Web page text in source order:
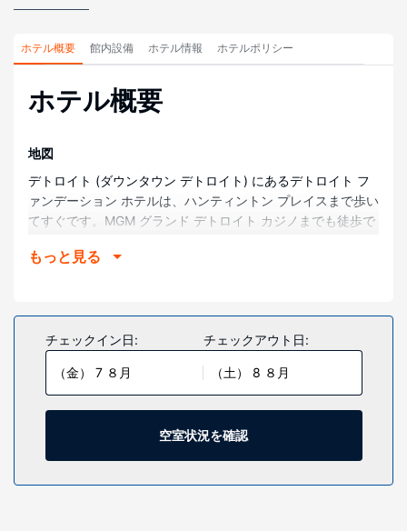
ホテル概要 館内設備 ホテル情報 ホテルポリシー
ホテル概要
地図
デトロイト (ダウンタウン デトロイト) にあるデトロイト フ
ァンデーション ホテルは、ハンティントン プレイスまで歩い
てすぐです。MGM グランド デトロイト カジノまでも徒歩で
km、GM ルネサンス センターまで 0.8 km です。
全部で 100 ある冷房完備の客室には冷蔵庫、LED テレビなど
が備わっており、ゆっくりおくつろぎいただけます。WiFi (無
料)をお使いいただけるほか、ケーブルの番組をご覧いただけ
ます。浴槽またはシャワーのある専用バスルームには、レイ
ンフォールシャワー、バスアメニティ (無料)が備わっていま
す。電話の他に、セーフティボックスやデスクもご利用いた
施設
24 時間営業のフィットネスセンターなどのレクリエーション
もっと見る
チェックイン日:
（金） 7 ８月
チェックアウト日:
（土） 8 ８月
空室状況を確認